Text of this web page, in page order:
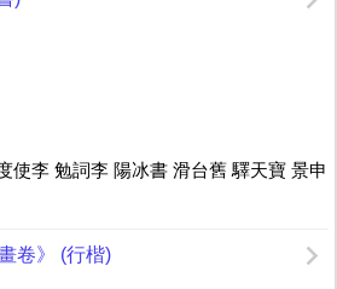
使李 勉詞李 陽冰書 滑台舊 驛天寶 景申
卷》 (行楷)